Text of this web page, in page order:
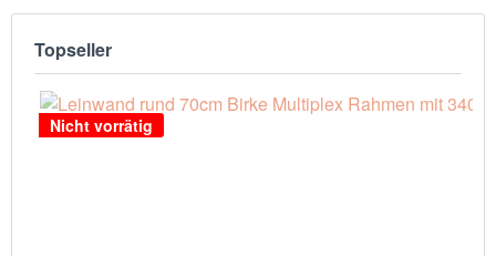
Topseller
Nicht vorrätig